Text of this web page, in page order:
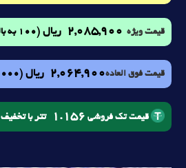
قیمت ویژه 2,085,900 ریال (100 به بالا)
قیمت فوق العاده2,064,900 ریال (1000 به بالا)
قیمت تک فروشی 1.156 تتر با تخفیف